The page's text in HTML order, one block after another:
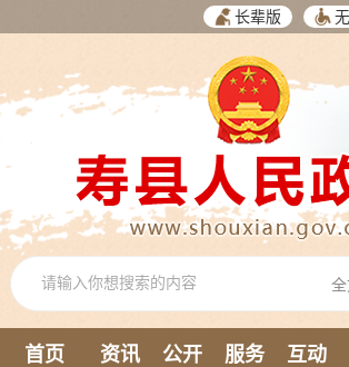
长辈版
首页 资讯 公开 服务 互动